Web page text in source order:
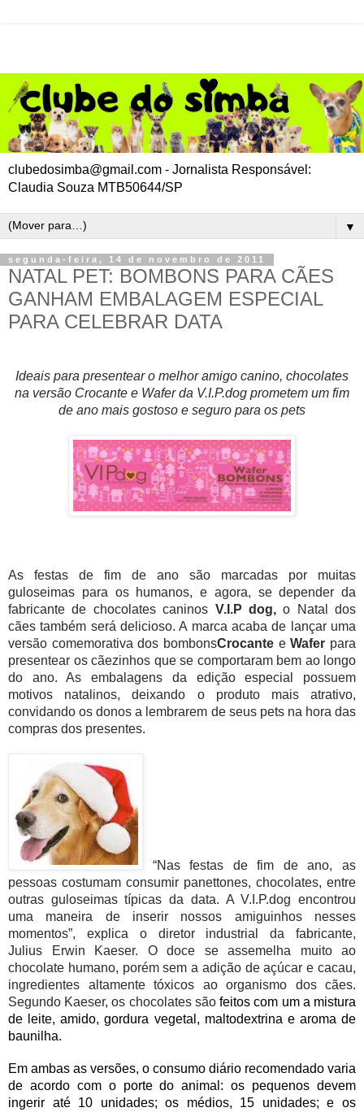
clubedosimba@gmail.com - Jornalista Responsável:
Claudia Souza MTB50644/SP
▼
segunda-feira, 14 de novembro de 2011
NATAL PET: BOMBONS PARA CÃES
GANHAM EMBALAGEM ESPECIAL
PARA CELEBRAR DATA
Ideais para presentear o melhor amigo canino, chocolates
na versão Crocante e Wafer da V.I.P.dog prometem um fim
de ano mais gostoso e seguro para os pets
As festas de fim de ano são marcadas por muitas
guloseimas para os humanos, e agora, se depender da
fabricante de chocolates caninos V.I.P dog,o Natal dos
cães também será delicioso. A marca acaba de lançar uma
versão comemorativa dos bombonsCrocante eWafer para
presentear os cãezinhos que se comportaram bem ao longo
do ano. As embalagens da edição especial possuem
motivos natalinos, deixando o produto mais atrativo,
convidando os donos a lembrarem de seus pets na hora das
compras dos presentes.
“Nas festas de fim de ano, as
pessoas costumam consumir panettones, chocolates, entre
outras guloseimas típicas da data. A V.I.P.dog encontrou
uma maneira de inserir nossos amiguinhos nesses
momentos”, explica o diretor industrial da fabricante,
Julius
Erwin Kaeser. O doce se assemelha muito ao
chocolate humano, porém sem a adição de açúcar e cacau,
ingredientes altamente tóxicos ao organismo dos cães.
Segundo Kaeser, os chocolates sãofeitos com um a mistura
de leite, amido, gordura vegetal, maltodextrina e aroma de
baunilha.
Em ambas as versões, o consumo diário recomendado varia
de acordo com o porte do animal: os pequenos devem
ingerir até 10 unidades; os médios, 15 unidades; e os